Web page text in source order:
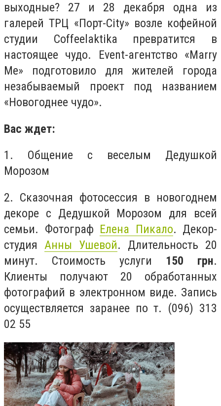
выходные? 27 и 28 декабря одна из
галерей ТРЦ «Порт-City» возле кофейной
студии Coffeelaktika превратится в
настоящее чудо. Event-агентство «Marry
Me» подготовило для жителей города
незабываемый проект под названием
«Новогоднее чудо».
Вас ждет:
1. Общение с веселым Дедушкой
Морозом
2. Сказочная фотосессия в новогоднем
декоре с Дедушкой Морозом для всей
семьи. Фотограф Елена Пикало. Декор-
студия Анны Ушевой. Длительность 20
минут. Стоимость услуги 150 грн.
Клиенты получают 20 обработанных
фотографий в электронном виде. Запись
осуществляется заранее по т. (096) 313
02 55